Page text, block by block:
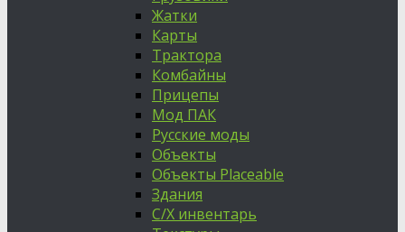
Жатки
Карты
Трактора
Комбайны
Прицепы
Мод ПАК
Русские моды
Объекты
Объекты Placeable
Здания
С/Х инвентарь